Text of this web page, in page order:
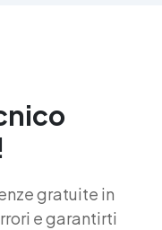
gratuite in
e garantirti